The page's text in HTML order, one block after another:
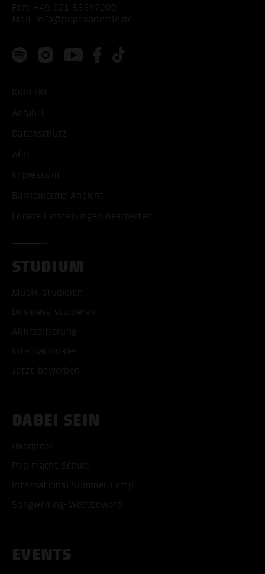
Fon:
+49 621 53397200
Mail:
info@popakademie.de
Kontakt
Anfahrt
Datenschutz
AGB
Impressum
Barrierearme Ansicht
Cookie Einstellungen bearbeiten
STUDIUM
Musik studieren
Business studieren
Akkreditierung
Internationales
Jetzt bewerben
DABEI SEIN
Bandpool
Pop macht Schule
International Summer Camp
Songwriting-Wettbewerb
EVENTS